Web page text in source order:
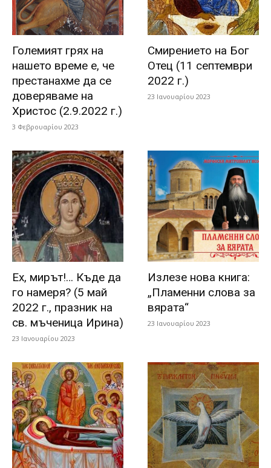
Големият грях на
нашето време е, че
престанахме да се
доверяваме на
Христос (2.9.2022 г.)
3 Φεβρουαρίου 2023
Смирението на Бог
Отец (11 септември
2022 г.)
23 Ιανουαρίου 2023
Eх, мирът!… Къде да
го намеря? (5 май
2022 г., празник на
св. мъченица Ирина)
23 Ιανουαρίου 2023
Излезе нова книга:
„Пламенни слова за
вярата“
23 Ιανουαρίου 2023